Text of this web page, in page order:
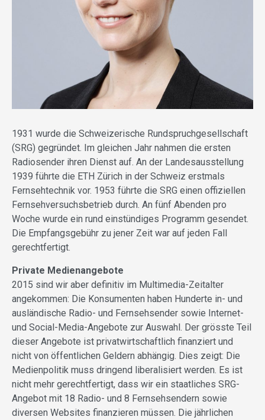
1931 wurde die Schweizerische Rundspruchgesellschaft
(SRG) gegründet. Im gleichen Jahr nahmen die ersten
Radiosender ihren Dienst auf. An der Landesausstellung
1939 führte die ETH Zürich in der Schweiz erstmals
Fernsehtechnik vor. 1953 führte die SRG einen offiziellen
Fernsehversuchsbetrieb durch. An fünf Abenden pro
Woche wurde ein rund einstündiges Programm gesendet.
Die Empfangsgebühr zu jener Zeit war auf jeden Fall
gerechtfertigt.
Private Medienangebote
2015 sind wir aber definitiv im Multimedia-Zeitalter
angekommen: Die Konsumenten haben Hunderte in- und
ausländische Radio- und Fernsehsender sowie Internet-
und Social-Media-Angebote zur Auswahl. Der grösste Teil
dieser Angebote ist privatwirtschaftlich finanziert und
nicht von öffentlichen Geldern abhängig. Dies zeigt: Die
Medienpolitik muss dringend liberalisiert werden. Es ist
nicht mehr gerechtfertigt, dass wir ein staatliches SRG-
Angebot mit 18 Radio- und 8 Fernsehsendern sowie
diversen Websites finanzieren müssen. Die jährlichen